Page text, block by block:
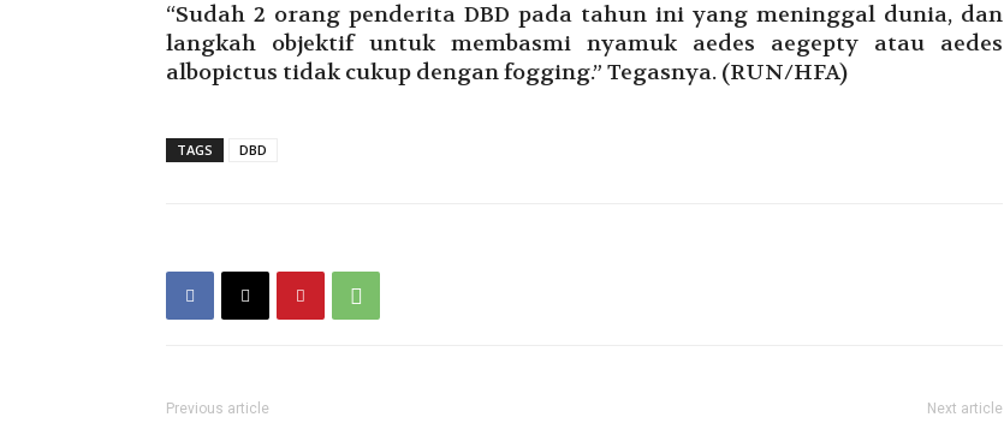
“Sudah 2 orang penderita DBD pada tahun ini yang meninggal dunia, dan
langkah objektif untuk membasmi nyamuk aedes aegepty atau aedes
albopictus tidak cukup dengan fogging.” Tegasnya. (RUN/HFA)
TAGS DBD
Previous article Next article